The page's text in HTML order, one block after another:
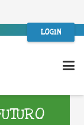
LOGIN